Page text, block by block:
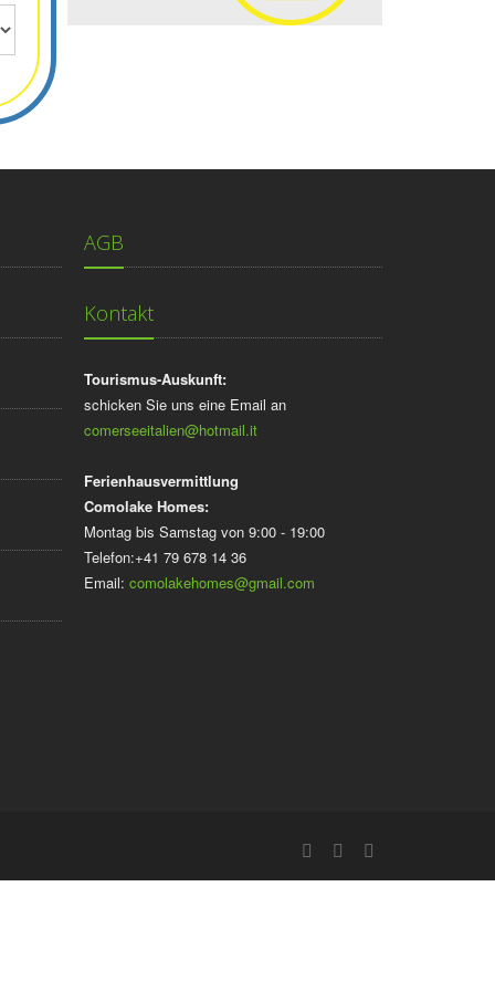
AGB
Kontakt
Tourismus-Auskunft:
schicken Sie uns eine Email an
comerseeitalien@hotmail.it
Ferienhausvermittlung
Comolake Homes:
Montag bis Samstag von 9:00 - 19:00
Telefon:+41 79 678 14 36
Email: comolakehomes@gmail.com